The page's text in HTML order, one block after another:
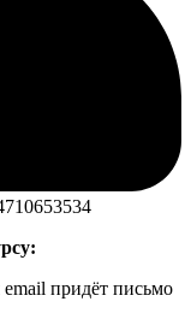
придёт письмо